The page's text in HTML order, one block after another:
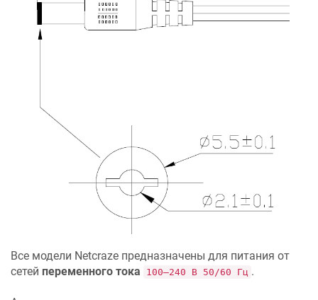
Все модели Netcraze предназначены для питания от
сетей переменного тока 100–240 В 50/60 Гц .